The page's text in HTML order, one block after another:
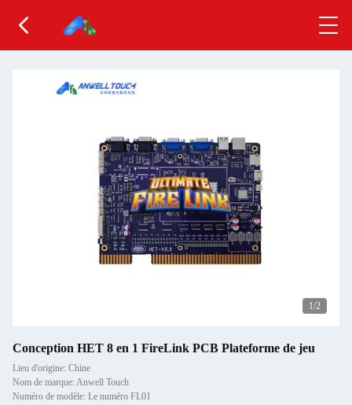
1/2
Conception HET 8 en 1 FireLink PCB Plateforme de jeu
Lieu d'origine: Chine
Nom de marque: Anwell Touch
Numéro de modèle: Le numéro FL01